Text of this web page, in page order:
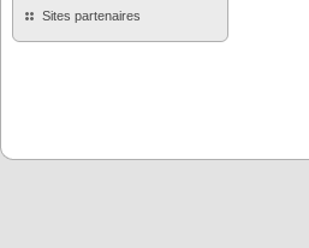
Sites partenaires